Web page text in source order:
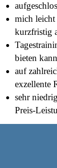
mich leicht
kurzfristig
bieten kann
auf
exzellente
sehr
Preis-